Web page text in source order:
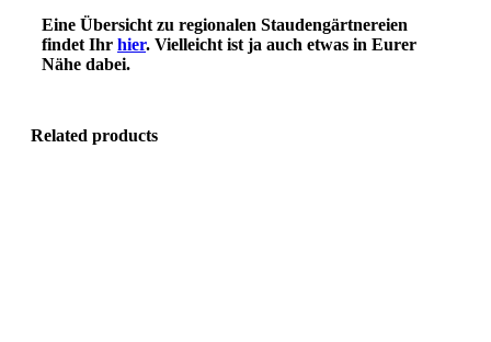
Eine Übersicht zu regionalen Staudengärtnereien
findet Ihr hier. Vielleicht ist ja auch etwas in Eurer
Nähe dabei.
Related products